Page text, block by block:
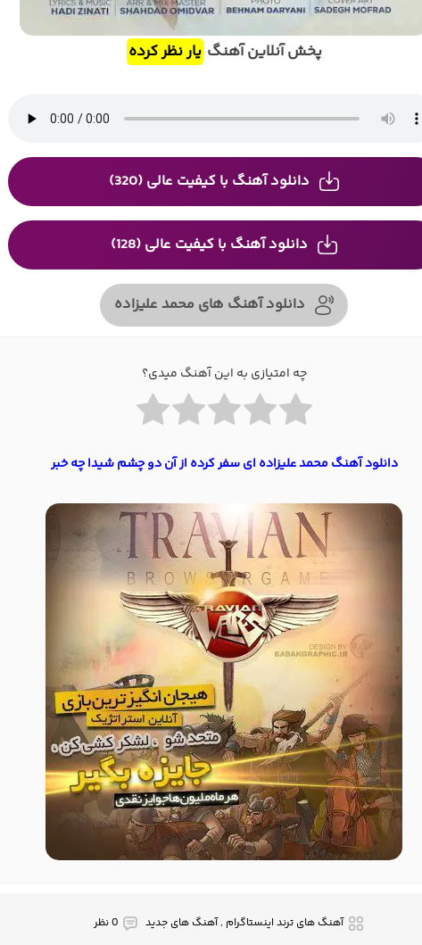
پخش آنلاین آهنگ یار نظر کرده
دانلود آهنگ با کیفیت عالی (320)
دانلود آهنگ با کیفیت عالی (128)
دانلود آهنگ های محمد علیزاده
چه امتیازی به این آهنگ میدی؟
دانلود آهنگ محمد علیزاده ای سفر کرده از آن دو چشم شیدا چه خبر
آهنگ های ترند اینستاگرام , آهنگ های جدید 0 نظر